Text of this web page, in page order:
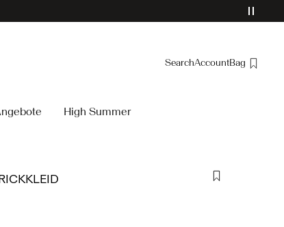
SearchAccountBag
High Summer